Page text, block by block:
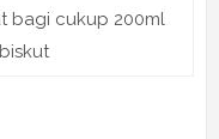
bagi cukup 200ml